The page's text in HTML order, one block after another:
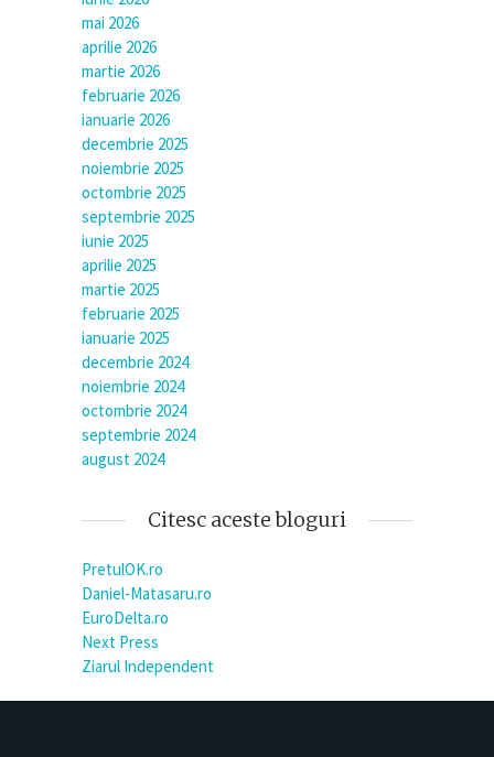
mai 2026
aprilie 2026
martie 2026
februarie 2026
ianuarie 2026
decembrie 2025
noiembrie 2025
octombrie 2025
septembrie 2025
iunie 2025
aprilie 2025
martie 2025
februarie 2025
ianuarie 2025
decembrie 2024
noiembrie 2024
octombrie 2024
septembrie 2024
august 2024
Citesc aceste bloguri
PretulOK.ro
Daniel-Matasaru.ro
EuroDelta.ro
Next Press
Ziarul Independent